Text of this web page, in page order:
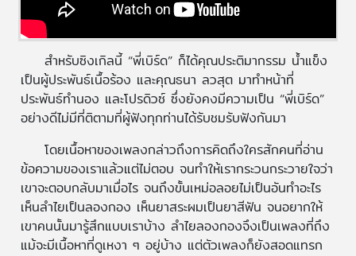
สำหรับซิงเกิลนี้ “พี่เบิร์ด” ก็ได้คุณประติมากรรม น้ำแข็ง
เป็นผู้ประพันธ์เนื้อร้อง และคุณธนา ลวสุต มาทำหน้าที่
ประพันธ์ทำนอง และโปรดิวซ์ ซึ่งยังคงมีความเป็น “พี่เบิร์ด”
อย่างดีไม่มีที่ติตามที่ผู้ฟังทุกท่านได้รับชมรับฟังกันมา
โดยเนื้อหาของเพลงกล่าวถึงการคิดถึงใครสักคนที่อ่าน
ข้อความของเราแล้วแต่ไม่ตอบ จนทำให้เรากระวนกระวายใจว่า
เขาจะตอบกลับมาเมื่อไร จนถึงขั้นเหม่อลอยไม่เป็นอันทำอะไร
เห็นลำไยเป็นลองกอง เห็นยาสระผมเป็นยาสีฟัน จนอยากให้
เขาคนนั้นมารู้สึกแบบเราบ้าง ลำไยลองกองจึงเป็นเพลงที่ถึง
แม้จะมีเนื้อหาที่ดูเหงา ๆ อยู่บ้าง แต่ตัวเพลงก็ยังสอดแทรก